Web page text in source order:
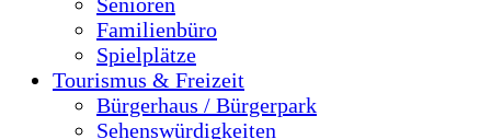
Familienbüro
Spielplätze
Tourismus & Freizeit
Bürgerhaus / Bürgerpark
Sehenswürdigkeiten